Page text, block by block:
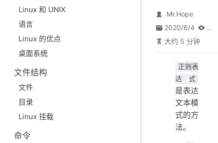
Linux 和 UNIX
语言
Linux 的优点
桌面系统
文件结构
文件
目录
Linux 挂载
命令
Mr.Hope
2020/6/4
...
大约 5 分钟
正则表
达式
是表达
文本模
式的方
法。